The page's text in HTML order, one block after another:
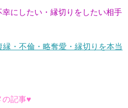
にしたい・縁切りをしたい相手
縁・不倫・略奪愛・縁切りを本当
の記事♥